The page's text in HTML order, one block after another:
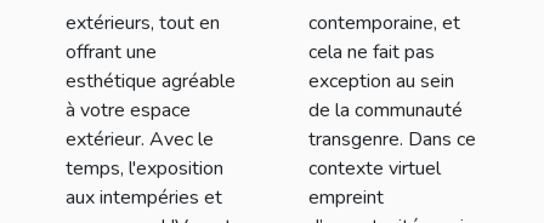
extérieurs, tout en
offrant une
esthétique agréable
à votre espace
extérieur. Avec le
temps, l'exposition
aux intempéries et
contemporaine, et
cela ne fait pas
exception au sein
de la communauté
transgenre. Dans ce
contexte virtuel
empreint